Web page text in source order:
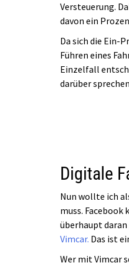
Versteuerung.
davon ein
Da sich die Ein-
Führen eines
Einzelfall
darüber
Digitale
Nun wollte ich
muss. Facebook
überhaupt
Vimcar. Das ist
Wer mit Vimcar